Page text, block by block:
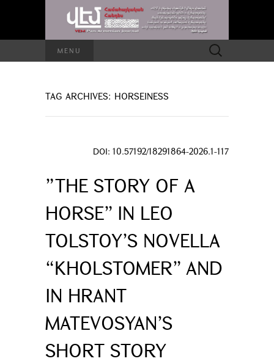
MENU
Search
for:
TAG ARCHIVES: HORSEINESS
DOI: 10.57192/18291864-2026.1-117
”THE STORY OF A
HORSE” IN LEO
TOLSTOY’S NOVELLA
“KHOLSTOMER” AND
IN HRANT
MATEVOSYAN’S
SHORT STORY